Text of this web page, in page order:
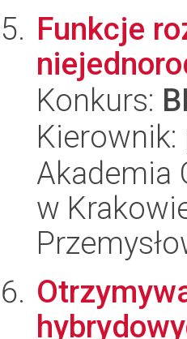
Funkcje
Konkurs:
Akademia
w